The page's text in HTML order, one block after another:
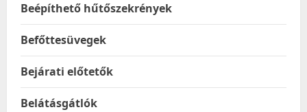
Beépíthető hűtőszekrények
Befőttesüvegek
Bejárati előtetők
Belátásgátlók